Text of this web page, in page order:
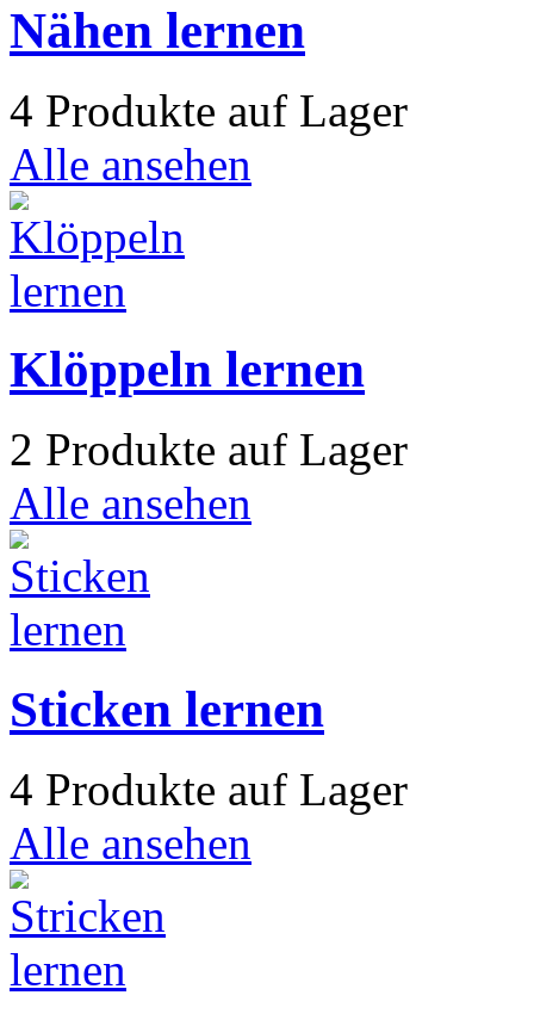
Nähen lernen
4 Produkte auf Lager
Alle ansehen
Klöppeln lernen
2 Produkte auf Lager
Alle ansehen
Sticken lernen
4 Produkte auf Lager
Alle ansehen